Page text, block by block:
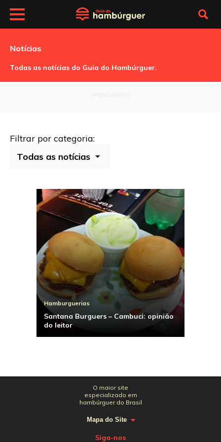
Notícias
Todas as notícias do Guia do Hambúrguer.
Filtrar por categoria:
Hamburguerias
Santana Burguers – Cambuci: opinião
do leitor
O maior site
especializado em
hambúrguer do Brasil
Mapa do Site
Siga-nos